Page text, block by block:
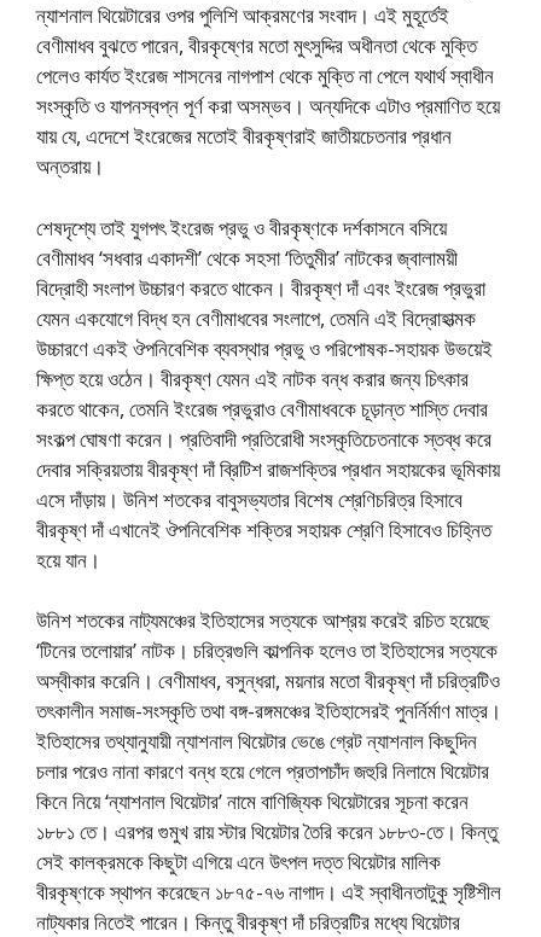
ন্যাশনাল থিয়েটারের ওপর পুলিশি আক্রমণের সংবাদ। এই মুহূর্তেই
বেণীমাধব বুঝতে পারেন, বীরকৃষ্ণের মতো মুৎসুদ্দির অধীনতা থেকে মুক্তি
পেলেও কার্যত ইংরেজ শাসনের নাগপাশ থেকে মুক্তি না পেলে যথার্থ স্বাধীন
সংস্কৃতি ও যাপনস্বপ্ন পূর্ণ করা অসম্ভব। অন্যদিকে এটাও প্রমাণিত হয়ে
যায় যে, এদেশে ইংরেজের মতোই বীরকৃষ্ণরাই জাতীয়চেতনার প্রধান
অন্তরায়।
শেষদৃশ্যে তাই যুগপৎ ইংরেজ প্রভু ও বীরকৃষ্ণকে দর্শকাসনে বসিয়ে
বেণীমাধব ‘সধবার একাদশী’ থেকে সহসা ‘তিতুমীর’ নাটকের জ্বালাময়ী
বিদ্রোহী সংলাপ উচ্চারণ করতে থাকেন। বীরকৃষ্ণ দাঁ এবং ইংরেজ প্রভুরা
যেমন একযোগে বিদ্ধ হন বেণীমাধবের সংলাপে, তেমনি এই বিদ্রোহাত্মক
উচ্চারণে একই ঔপনিবেশিক ব্যবস্থার প্রভু ও পরিপোষক-সহায়ক উভয়েই
ক্ষিপ্ত হয়ে ওঠেন। বীরকৃষ্ণ যেমন এই নাটক বন্ধ করার জন্য চিৎকার
করতে থাকেন, তেমনি ইংরেজ প্রভুরাও বেণীমাধবকে চূড়ান্ত শাস্তি দেবার
সংকল্প ঘোষণা করেন। প্রতিবাদী প্রতিরোধী সংস্কৃতিচেতনাকে স্তব্ধ করে
দেবার সক্রিয়তায় বীরকৃষ্ণ দাঁ ব্রিটিশ রাজশক্তির প্রধান সহায়কের ভূমিকায়
এসে দাঁড়ায়। উনিশ শতকের বাবুসভ্যতার বিশেষ শ্রেণিচরিত্র হিসাবে
বীরকৃষ্ণ দাঁ এখানেই ঔপনিবেশিক শক্তির সহায়ক শ্রেণি হিসাবেও চিহ্নিত
হয়ে যান।
উনিশ শতকের নাট্যমঞ্চের ইতিহাসের সত্যকে আশ্রয় করেই রচিত হয়েছে
‘টিনের তলোয়ার’ নাটক। চরিত্রগুলি কাল্পনিক হলেও তা ইতিহাসের সত্যকে
অস্বীকার করেনি। বেণীমাধব, বসুন্ধরা, ময়নার মতো বীরকৃষ্ণ দাঁ চরিত্রটিও
তৎকালীন সমাজ-সংস্কৃতি তথা বঙ্গ-রঙ্গমঞ্চের ইতিহাসেরই পুনর্নির্মাণ মাত্র।
ইতিহাসের তথ্যানুযায়ী ন্যাশনাল থিয়েটার ভেঙে গ্রেট ন্যাশনাল কিছুদিন
চলার পরেও নানা কারণে বন্ধ হয়ে গেলে প্রতাপচাঁদ জহুরি নিলামে থিয়েটার
কিনে নিয়ে ‘ন্যাশনাল থিয়েটার’ নামে বাণিজ্যিক থিয়েটারের সূচনা করেন
১৮৮১ তে। এরপর গুমুখ রায় স্টার থিয়েটার তৈরি করেন ১৮৮৩-তে। কিন্তু
সেই কালক্রমকে কিছুটা এগিয়ে এনে উৎপল দত্ত থিয়েটার মালিক
বীরকৃষ্ণকে স্থাপন করেছেন ১৮৭৫-৭৬ নাগাদ। এই স্বাধীনতাটুকু সৃষ্টিশীল
নাট্যকার নিতেই পারেন। কিন্তু বীরকৃষ্ণ দাঁ চরিত্রটির মধ্যে থিয়েটার